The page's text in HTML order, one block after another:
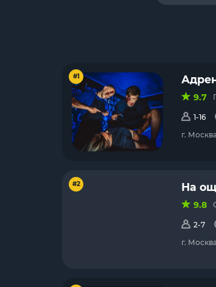
#1
9.7
1-16
г.
#2 На
9.8
2-7
г.